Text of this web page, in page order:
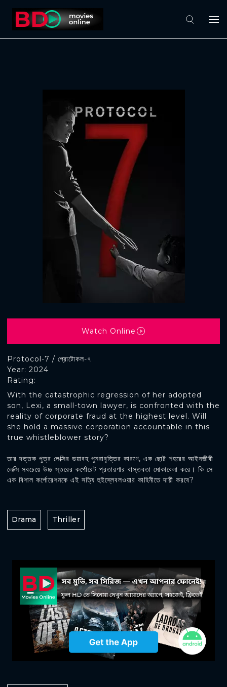
Protocol-7 / প্রোটোকল-৭
Rating:
Year: 2024
With the catastrophic regression of her adopted
son, Lexi, a small-town lawyer, is confronted with the
reality of corporate fraud at the highest level. Will
she hold a massive corporation accountable in this
true whistleblower story?
তার দত্তক পুত্র লেক্সির ভয়াবহ পুনরাবৃত্তির কারণে, এক ছোট শহরের আইনজীবী
লেক্সি সবচেয়ে উচ্চ স্তরের কর্পোরেট প্রতারণার বাস্তবতা মোকাবেলা করে। কি সে
এক বিশাল কর্পোরেশনকে এই সত্যি হুইস্লেবলওয়ার কাহিনীতে দায়ী করবে?
Watch Online
Drama Thriller